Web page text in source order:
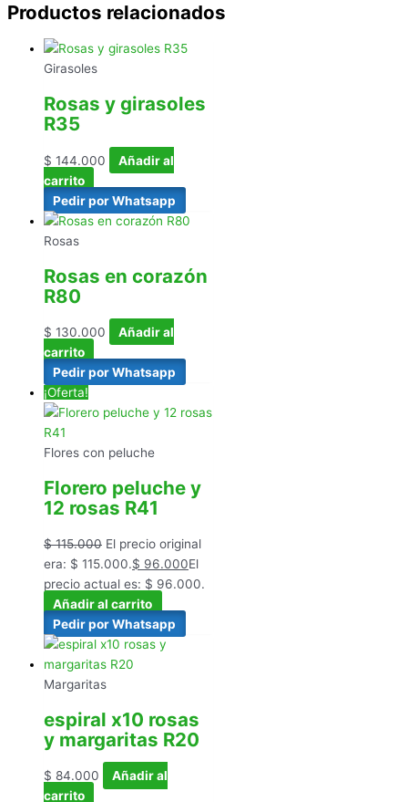
Productos relacionados
Girasoles
Rosas y girasoles
R35
$ 144.000
Añadir al
carrito
Pedir por Whatsapp
Rosas
Rosas en corazón
R80
$ 130.000
Añadir al
carrito
Pedir por Whatsapp
¡Oferta!
Flores con peluche
Florero peluche y
12 rosas R41
$115.000 El precio original
era: $ 115.000.$ 96.000El
precio actual es: $ 96.000.
Añadir al carrito
Pedir por Whatsapp
Margaritas
espiral x10 rosas
y margaritas R20
$ 84.000
Añadir al
carrito